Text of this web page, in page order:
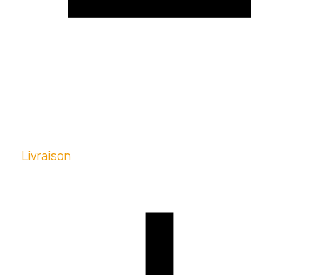
Livraison